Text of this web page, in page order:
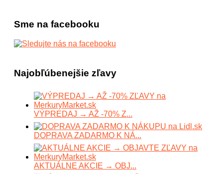
Sme na facebooku
Najobľúbenejšie zľavy
VÝPREDAJ → AŽ -70% Z...
DOPRAVA ZADARMO K NÁ...
AKTUÁLNE AKCIE → OBJ...